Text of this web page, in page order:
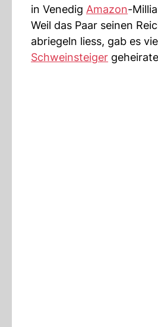
in Venedig Amazon-
Weil das Paar seinen
abriegeln liess, gab es
Schweinsteiger